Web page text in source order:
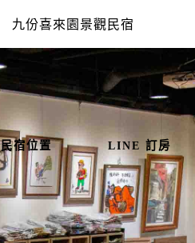
民宿位置 LINE 訂房
九份喜來園景觀民宿